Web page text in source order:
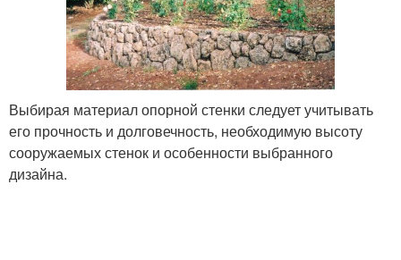
Выбирая материал опорной стенки следует учитывать
его прочность и долговечность, необходимую высоту
сооружаемых стенок и особенности выбранного
дизайна.